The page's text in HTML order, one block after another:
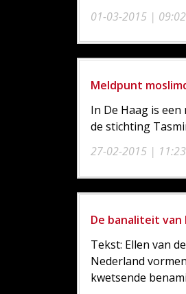
01-03-2015 | 09:02
Meldpunt
27-02-2015 | 11:23
In De Haag is
de stichting
De banaliteit van
Tekst: Ellen van
Nederland
kwetsende